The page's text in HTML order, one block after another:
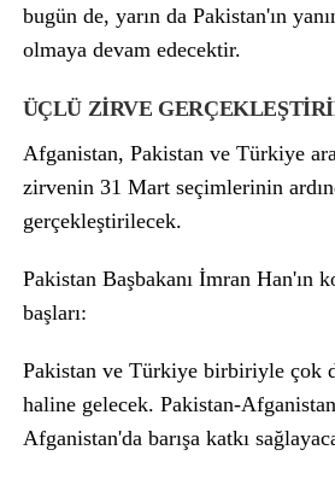
bugün de, yarın da Pakistan'ın
olmaya devam edecektir.
ÜÇLÜ ZİRVE
Afganistan, Pakistan ve Türkiye
zirvenin 31 Mart seçimlerinin
gerçekleştirilecek.
Pakistan Başbakanı İmran Han'ın
başları:
Pakistan ve Türkiye birbiriyle çok
haline gelecek. Pakistan-
Afganistan'da barışa katkı